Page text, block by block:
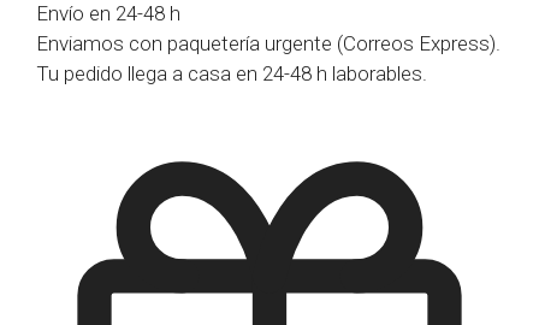
Envío en 24-48 h
Enviamos con paquetería urgente (Correos Express).
Tu pedido llega a casa en 24-48 h laborables.